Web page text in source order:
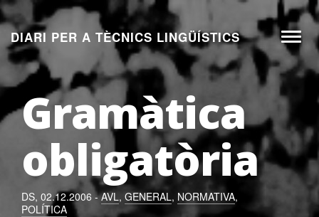
Aneu
al
contingut
DIARI PER A TÈCNICS LINGÜÍSTICS
Gramàtica
obligatòria
DS, 02.12.2006 -AVL, GENERAL, NORMATIVA,
POLÍTICA